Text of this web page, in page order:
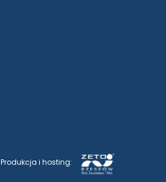
Produkcja i hosting: